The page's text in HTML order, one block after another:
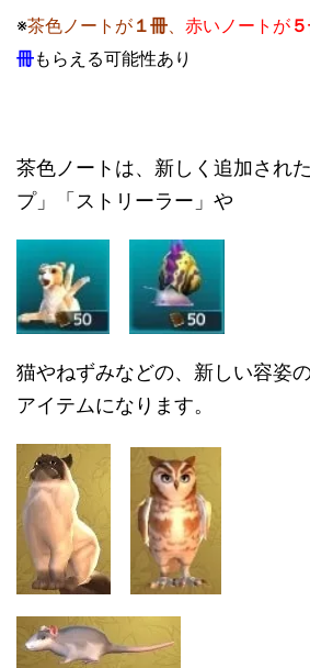
※茶色ノートが １冊 赤いノートが ５
冊もらえる可能性あり
茶色ノートは、新しく追加された
プ」「ストリーラー」や
猫やねずみなどの、新しい容姿
アイテムになります。